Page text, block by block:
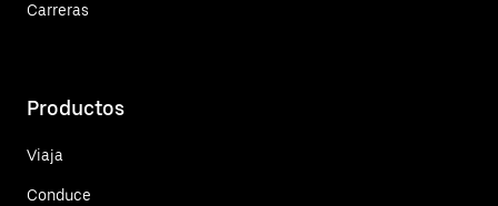
Carreras
Productos
Viaja
Conduce